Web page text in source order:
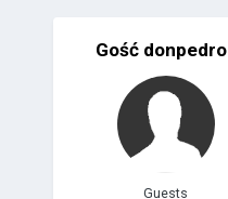
Gość donpedro
Guests